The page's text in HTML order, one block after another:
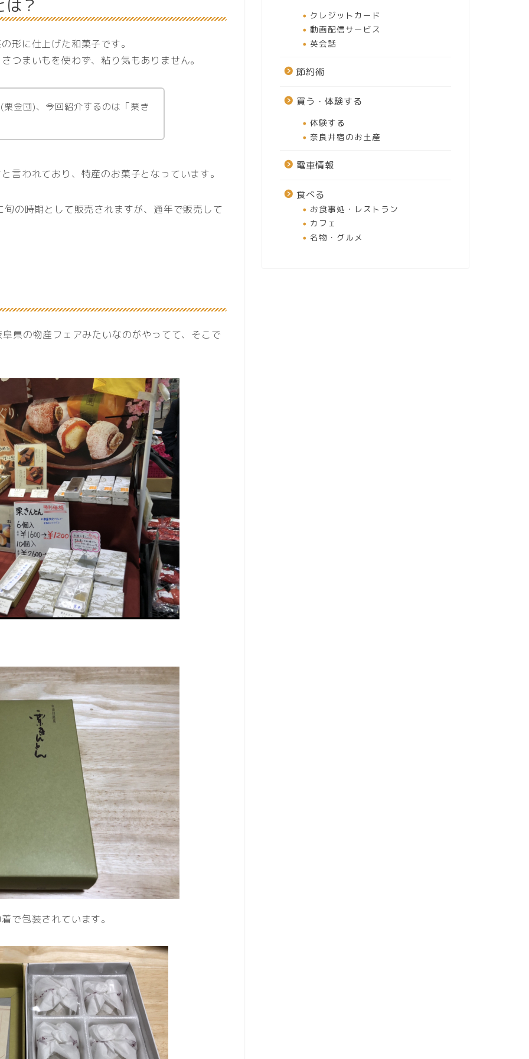
？
形に仕上げた和菓子です。
つまいもを使わず、粘り気もありません。
金団)、今回紹介するのは「栗き
言われており、特産のお菓子となっています。
の時期として販売されますが、通年で販売して
県の物産フェアみたいなのがやってて、そこで
で包装されています。
クレジットカード
動画配信サービス
英会話
節約術
買う・体験する
体験する
奈良井宿のお土産
電車情報
食べる
お食事処・レストラン
カフェ
名物・グルメ